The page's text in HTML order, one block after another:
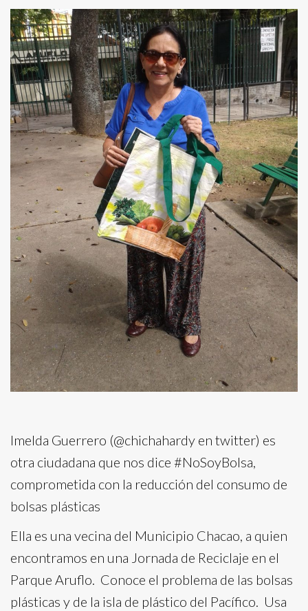
Imelda Guerrero (@chichahardy en twitter) es
otra ciudadana que nos dice #NoSoyBolsa,
comprometida con la reducción del consumo de
bolsas plásticas
Ella es una vecina del Municipio Chacao, a quien
encontramos en una Jornada de Reciclaje en el
Parque Aruflo. Conoce el problema de las bolsas
plásticas y de la isla de plástico del Pacífico. Usa